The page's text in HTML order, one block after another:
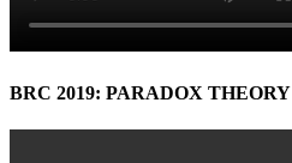
BRC 2019: PARADOX THEORY